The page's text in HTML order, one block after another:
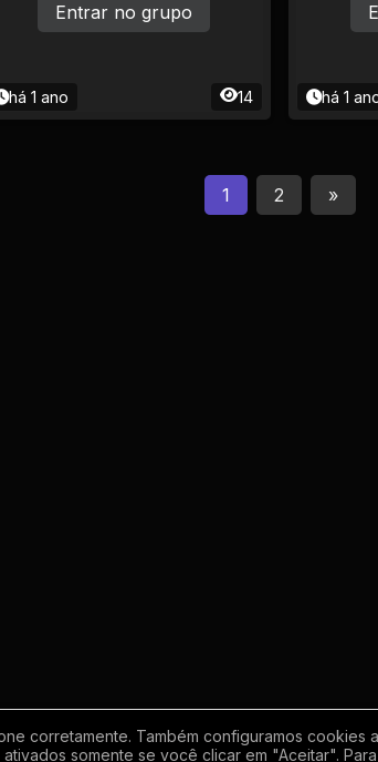
há 1 ano 14
Entrar no grupo
há 1
1 2 »
corretamente. Também configuramos
somente se você clicar em "Aceitar".